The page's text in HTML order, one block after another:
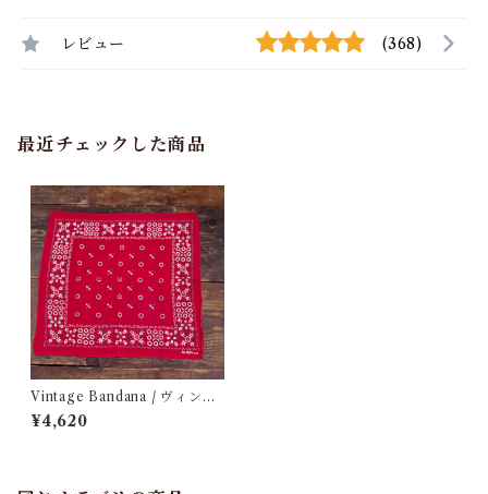
レビュー (368)
最近チェックした商品
Vintage Bandana / ヴィンテ
ージ バンダナ 古着
¥4,620